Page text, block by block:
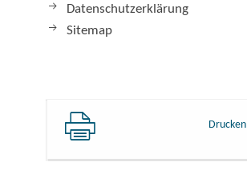
Datenschutzerklärung
Sitemap
Drucken